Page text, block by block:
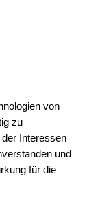
von
zu
Interessen
und
für die
springen
Anfang der